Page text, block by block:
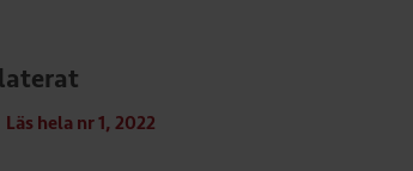
Läs hela nr 1, 2022